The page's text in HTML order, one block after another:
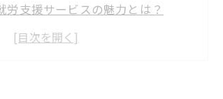
労支援サービスの魅力とは？
なく、『作る』お仕事も？